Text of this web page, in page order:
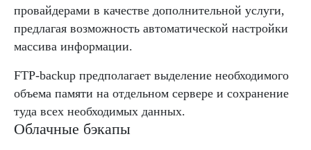
провайдерами в качестве дополнительной услуги,
предлагая возможность автоматической настройки
массива информации.
FTP-backup предполагает выделение необходимого
объема памяти на отдельном сервере и сохранение
туда всех необходимых данных.
Облачные бэкапы